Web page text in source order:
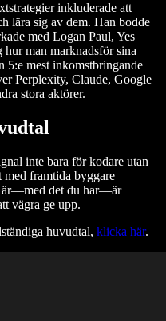
inkluderade att
lära sig av dem. Han bodde
med Logan Paul, Yes
man marknadsför sina
5:e mest inkomstbringande
Perplexity, Claude, Google
stora aktörer.
inte bara för kodare utan
framtida byggare
är—med det du har—är
vägra ge upp.
huvudtal, klicka här.